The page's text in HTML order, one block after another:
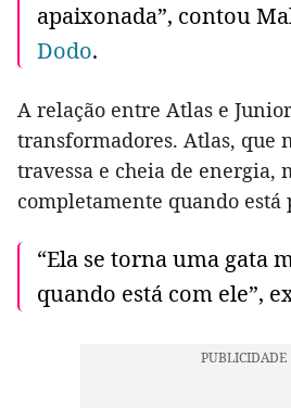
apaixonada”, contou
Dodo.
A relação entre Atlas e
transformadores. Atlas, que
travessa e cheia de energia,
completamente quando está
“Ela se torna uma gata
quando está com ele”,